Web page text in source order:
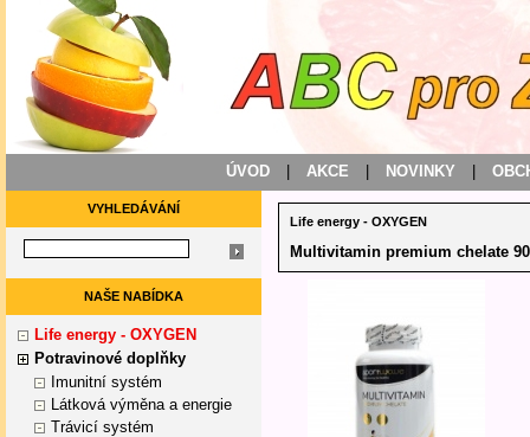
ÚVOD AKCE NOVINKY
VYHLEDÁVÁNÍ
NAŠE NABÍDKA
Life energy - OXYGEN
Potravinové doplňky
Imunitní systém
Látková výměna a energie
Trávicí systém
Life energy - OXYGEN
Multivitamin premium chelate